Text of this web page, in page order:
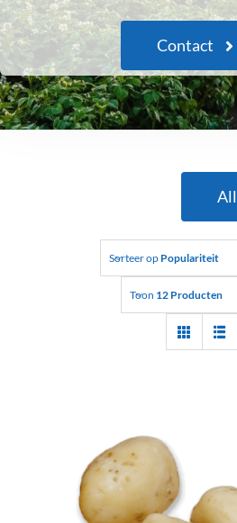
Contact
Sorteer op Populariteit
Toon 12 Producten